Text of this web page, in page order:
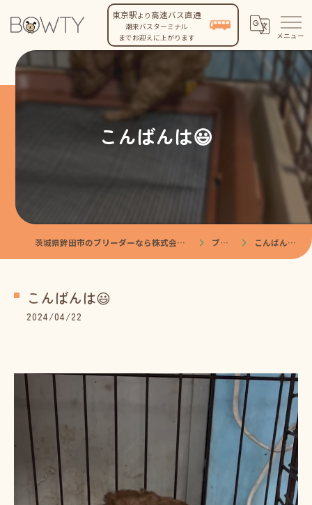
東京駅より高速バス直通
潮来バスターミナル
までお迎えに上がります
こんばんは😃
茨城県鉾田市のブリーダーなら株式会社BOWTY ブログ こんばんは😃
こんばんは😃
2024/04/22